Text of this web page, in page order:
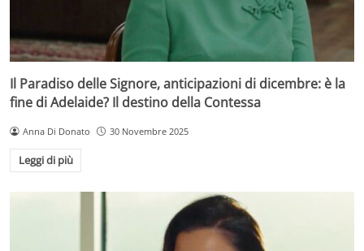
Il Paradiso delle Signore, anticipazioni di dicembre: è la
fine di Adelaide? Il destino della Contessa
Anna Di Donato 30 Novembre 2025
Leggi di più